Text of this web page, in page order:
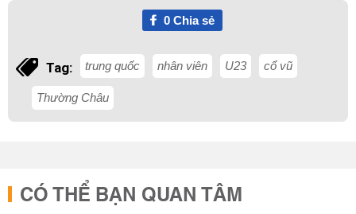
0Chia sẻ
Tag: trung quốc nhân viên U23 cổ vũ
Thường Châu
CÓ THỂ BẠN QUAN TÂM